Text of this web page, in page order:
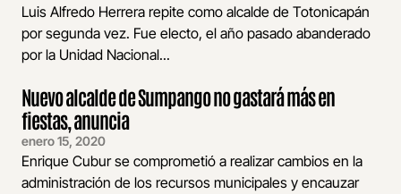
Luis Alfredo Herrera repite como alcalde de Totonicapán
por segunda vez. Fue electo, el año pasado abanderado
por la Unidad Nacional...
Nuevo alcalde de Sumpango no gastará más en
fiestas, anuncia
enero 15, 2020
Enrique Cubur se comprometió a realizar cambios en la
administración de los recursos municipales y encauzar